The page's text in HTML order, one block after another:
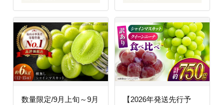
数量限定/9月上旬～9月
【2026年発送先行予